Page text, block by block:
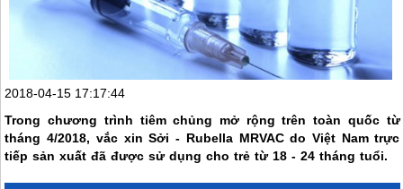
2018-04-15 17:17:44
Trong chương trình tiêm chủng mở rộng trên toàn quốc từ
tháng 4/2018, vắc xin Sởi - Rubella MRVAC do Việt Nam trực
tiếp sản xuất đã được sử dụng cho trẻ từ 18 - 24 tháng tuổi.